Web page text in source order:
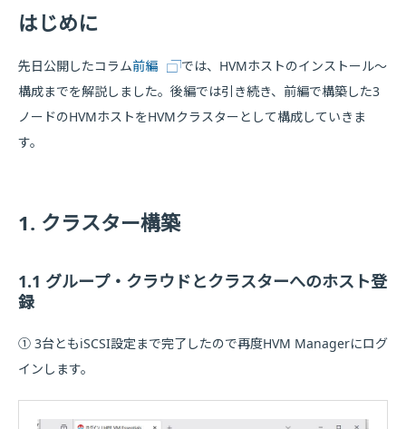
はじめに
先日公開したコラム前編
では、HVMホストのインストール～
構成までを解説しました。後編では引き続き、前編で構築した3
ノードのHVMホストをHVMクラスターとして構成していきま
す。
1. クラスター構築
1.1 グループ・クラウドとクラスターへのホスト登
録
① 3台ともiSCSI設定まで完了したので再度HVM Managerにログ
インします。